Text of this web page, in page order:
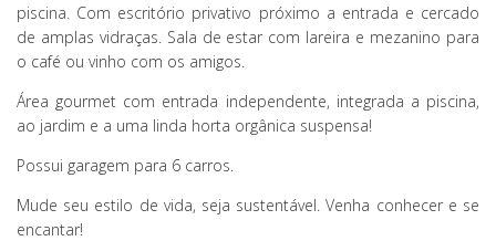
piscina. Com escritório privativo próximo a entrada e cercado
de amplas vidraças. Sala de estar com lareira e mezanino para
o café ou vinho com os amigos.
Área gourmet com entrada independente, integrada a piscina,
ao jardim e a uma linda horta orgânica suspensa!
Possui garagem para 6 carros.
Mude seu estilo de vida, seja sustentável. Venha conhecer e se
encantar!